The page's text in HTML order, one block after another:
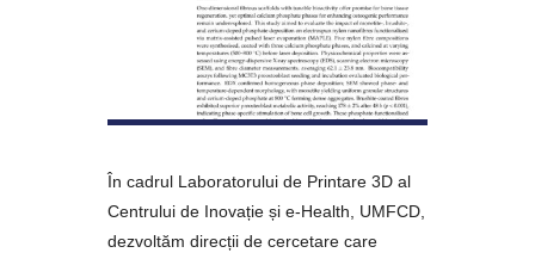
În cadrul Laboratorului de Printare 3D al
Centrului de Inovație și e-Health, UMFCD,
dezvoltăm direcții de cercetare care